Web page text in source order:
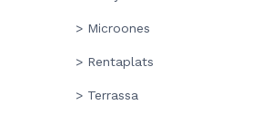
> Microones
> Rentaplats
> Terrassa